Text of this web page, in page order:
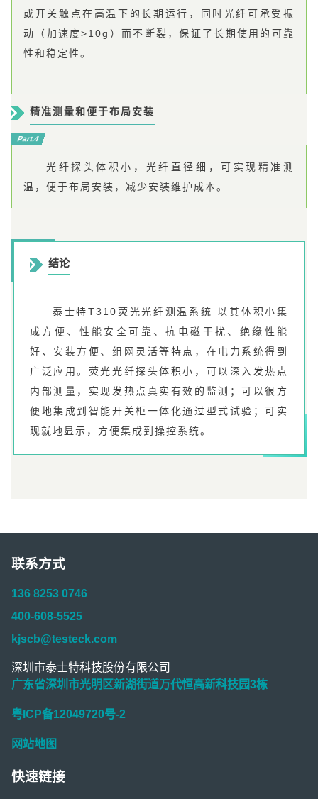
或开关触点在高温下的长期运行，同时光纤可承受振
动（加速度>10g）而不断裂，保证了长期使用的可靠
性和稳定性。
精准测量和便于布局安装
Part.4
光纤探头体积小，光纤直径细，可实现精准测
温，便于布局安装，减少安装维护成本。
结论
泰士特T310荧光光纤测温系统 以其体积小集
成方便、性能安全可靠、抗电磁干扰、绝缘性能
好、安装方便、组网灵活等特点，在电力系统得到
广泛应用。荧光光纤探头体积小，可以深入发热点
内部测量，实现发热点真实有效的监测；可以很方
便地集成到智能开关柜一体化通过型式试验；可实
现就地显示，方便集成到操控系统。
联系方式
136 8253 0746
400-608-5525
kjscb@testeck.com
深圳市泰士特科技股份有限公司
广东省深圳市光明区新湖街道万代恒高新科技园3栋
粤ICP备12049720号-2
网站地图
快速链接